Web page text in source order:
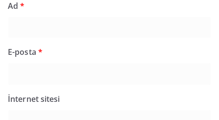
Ad*
E-posta *
İnternet sitesi